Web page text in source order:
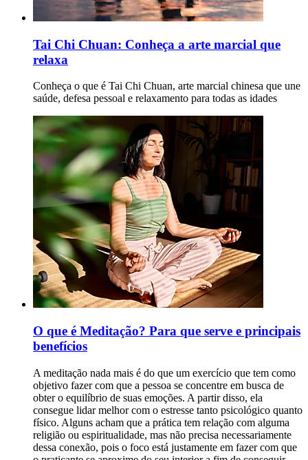
Tai Chi Chuan: Conheça a arte marcial que
relaxa
Conheça o que é Tai Chi Chuan, arte marcial chinesa que une
saúde, defesa pessoal e relaxamento para todas as idades
O que é Meditação? Para que serve e principais
benefícios
A meditação nada mais é do que um exercício que tem como
objetivo fazer com que a pessoa se concentre em busca de
obter o equilíbrio de suas emoções. A partir disso, ela
consegue lidar melhor com o estresse tanto psicológico quanto
físico. Alguns acham que a prática tem relação com alguma
religião ou espiritualidade, mas não precisa necessariamente
dessa conexão, pois o foco está justamente em fazer com que